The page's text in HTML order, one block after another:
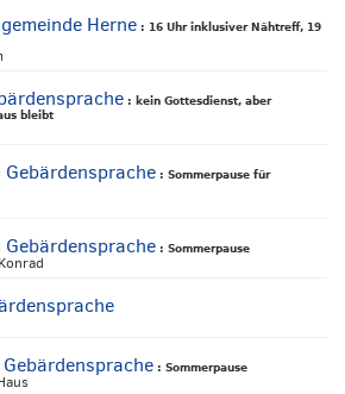
Herne : 16 Uhr inklusiver Nähtreff, 19
: kein Gottesdienst, aber
bleibt
: Sommerpause für
: Sommerpause
: Sommerpause